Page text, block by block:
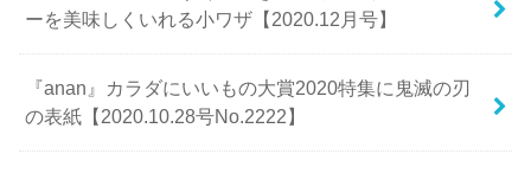
ーを美味しくいれる小ワザ【2020.12月号】
『anan』カラダにいいもの大賞2020特集に鬼滅の刃
の表紙【2020.10.28号No.2222】